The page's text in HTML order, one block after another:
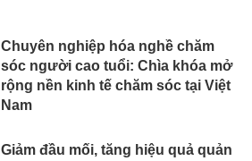
Chuyên nghiệp hóa nghề chăm
sóc người cao tuổi: Chìa khóa mở
rộng nền kinh tế chăm sóc tại Việt
Nam
Giảm đầu mối, tăng hiệu quả quản